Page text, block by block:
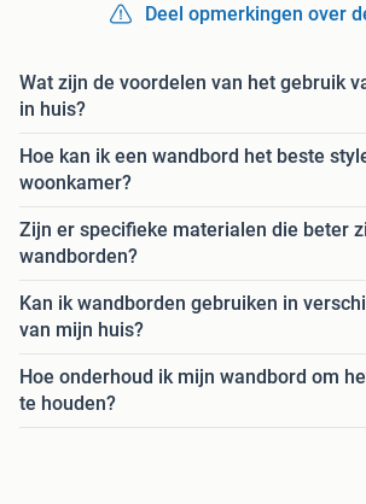
Deel opmerkingen over
Wat zijn de voordelen van het gebruik
in huis?
Hoe kan ik een wandbord het beste
woonkamer?
Zijn er specifieke materialen die beter
wandborden?
Kan ik wandborden gebruiken in
van mijn huis?
Hoe onderhoud ik mijn wandbord om
te houden?